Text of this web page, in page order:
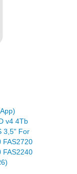
v4 4Tb
3,5" For
FAS2720
FAS2240